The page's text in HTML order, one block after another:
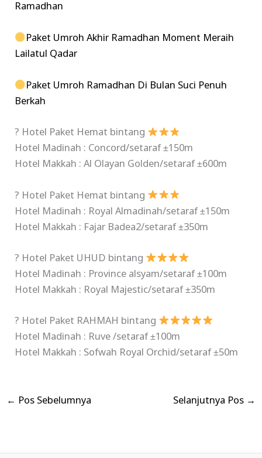
Ramadhan
Paket Umroh Akhir Ramadhan Moment Meraih
Lailatul Qadar
Paket Umroh Ramadhan Di Bulan Suci Penuh
Berkah
? Hotel Paket Hemat bintang
Hotel Madinah : Concord/setaraf ±150m
Hotel Makkah : Al Olayan Golden/setaraf ±600m
? Hotel Paket Hemat bintang
Hotel Madinah : Royal Almadinah/setaraf ±150m
Hotel Makkah : Fajar Badea2/setaraf ±350m
? Hotel Paket UHUD bintang
Hotel Madinah : Province alsyam/setaraf ±100m
Hotel Makkah : Royal Majestic/setaraf ±350m
? Hotel Paket RAHMAH bintang
Hotel Madinah : Ruve /setaraf ±100m
Hotel Makkah : Sofwah Royal Orchid/setaraf ±50m
← Pos Sebelumnya Selanjutnya Pos →